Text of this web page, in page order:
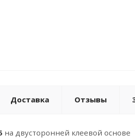
Доставка Отзывы
на двусторонней клеевой основе